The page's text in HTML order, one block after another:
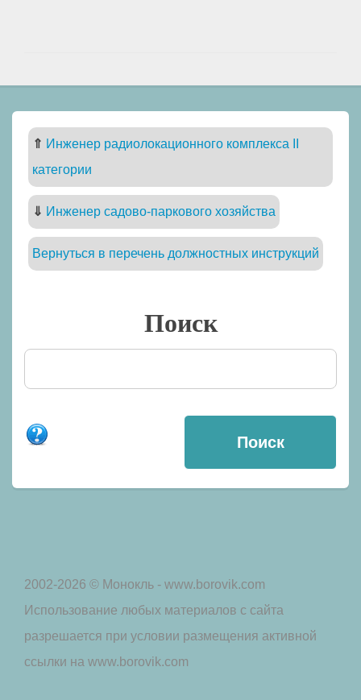
⇑ Инженер радиолокационного комплекса II
категории
⇓ Инженер садово-паркового хозяйства
Вернуться в перечень должностных инструкций
Поиск
2002-2026 © Монокль - www.borovik.com
Использование любых материалов с сайта
разрешается при условии размещения активной
ссылки на www.borovik.com